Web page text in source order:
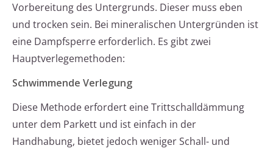
Vorbereitung des Untergrunds. Dieser muss eben
und trocken sein. Bei mineralischen Untergründen ist
eine Dampfsperre erforderlich. Es gibt zwei
Hauptverlegemethoden:
Schwimmende Verlegung
Diese Methode erfordert eine Trittschalldämmung
unter dem Parkett und ist einfach in der
Handhabung, bietet jedoch weniger Schall- und